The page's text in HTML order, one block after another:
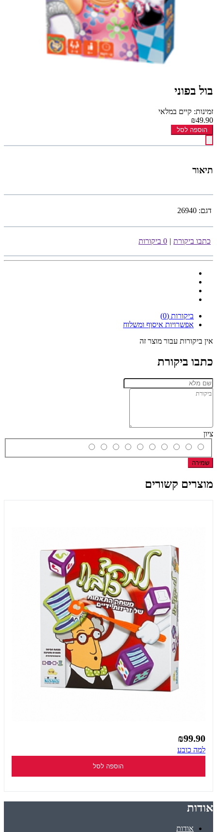
בול בפוני
זמינות: קיים במלאי
₪49.90
הוספה לסל
תיאור
דגם: 26940
כתבו ביקורת | 0 ביקורות
ביקורות (0)
אפשרויות איסוף ומשלוח
אין ביקורות עבור מוצר זה
כתבו ביקורת
ציון
שמירה
מוצרים קשורים
₪99.90
למה כובע
הוספה לסל
אודות
אודות